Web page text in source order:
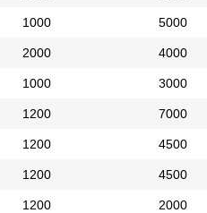
1000 5000
2000 4000
1000 3000
1200 7000
1200 4500
1200 4500
1200 2000